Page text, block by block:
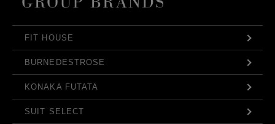
FIT HOUSE
BURNEDESTROSE
KONAKA FUTATA
SUIT SELECT